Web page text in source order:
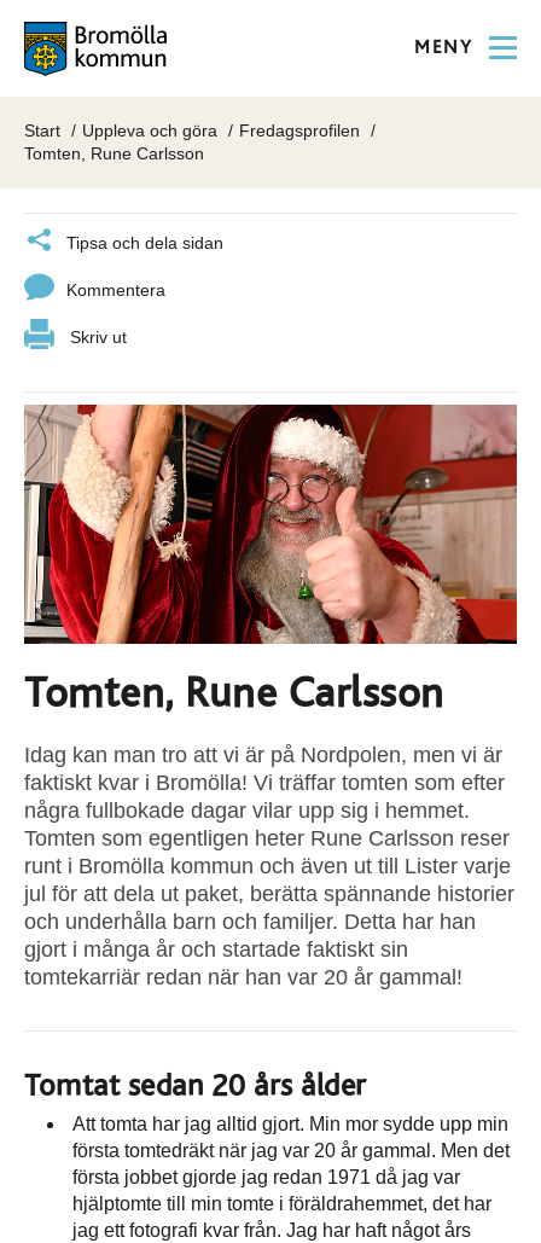
MENY
Start Uppleva och göra
Fredagsprofilen
Tomten, Rune Carlsson
Tipsa och dela sidan
Kommentera
Skriv ut
Tomten, Rune Carlsson
Idag kan man tro att vi är på Nordpolen, men vi är
faktiskt kvar i Bromölla! Vi träffar tomten som efter
några fullbokade dagar vilar upp sig i hemmet.
Tomten som egentligen heter Rune Carlsson reser
runt i Bromölla kommun och även ut till Lister varje
jul för att dela ut paket, berätta spännande historier
och underhålla barn och familjer. Detta har han
gjort i många år och startade faktiskt sin
tomtekarriär redan när han var 20 år gammal!
Tomtat sedan 20 års ålder
Att tomta har jag alltid gjort. Min mor sydde upp min
första tomtedräkt när jag var 20 år gammal. Men det
första jobbet gjorde jag redan 1971 då jag var
hjälptomte till min tomte i föräldrahemmet, det har
jag ett fotografi kvar från. Jag har haft något års